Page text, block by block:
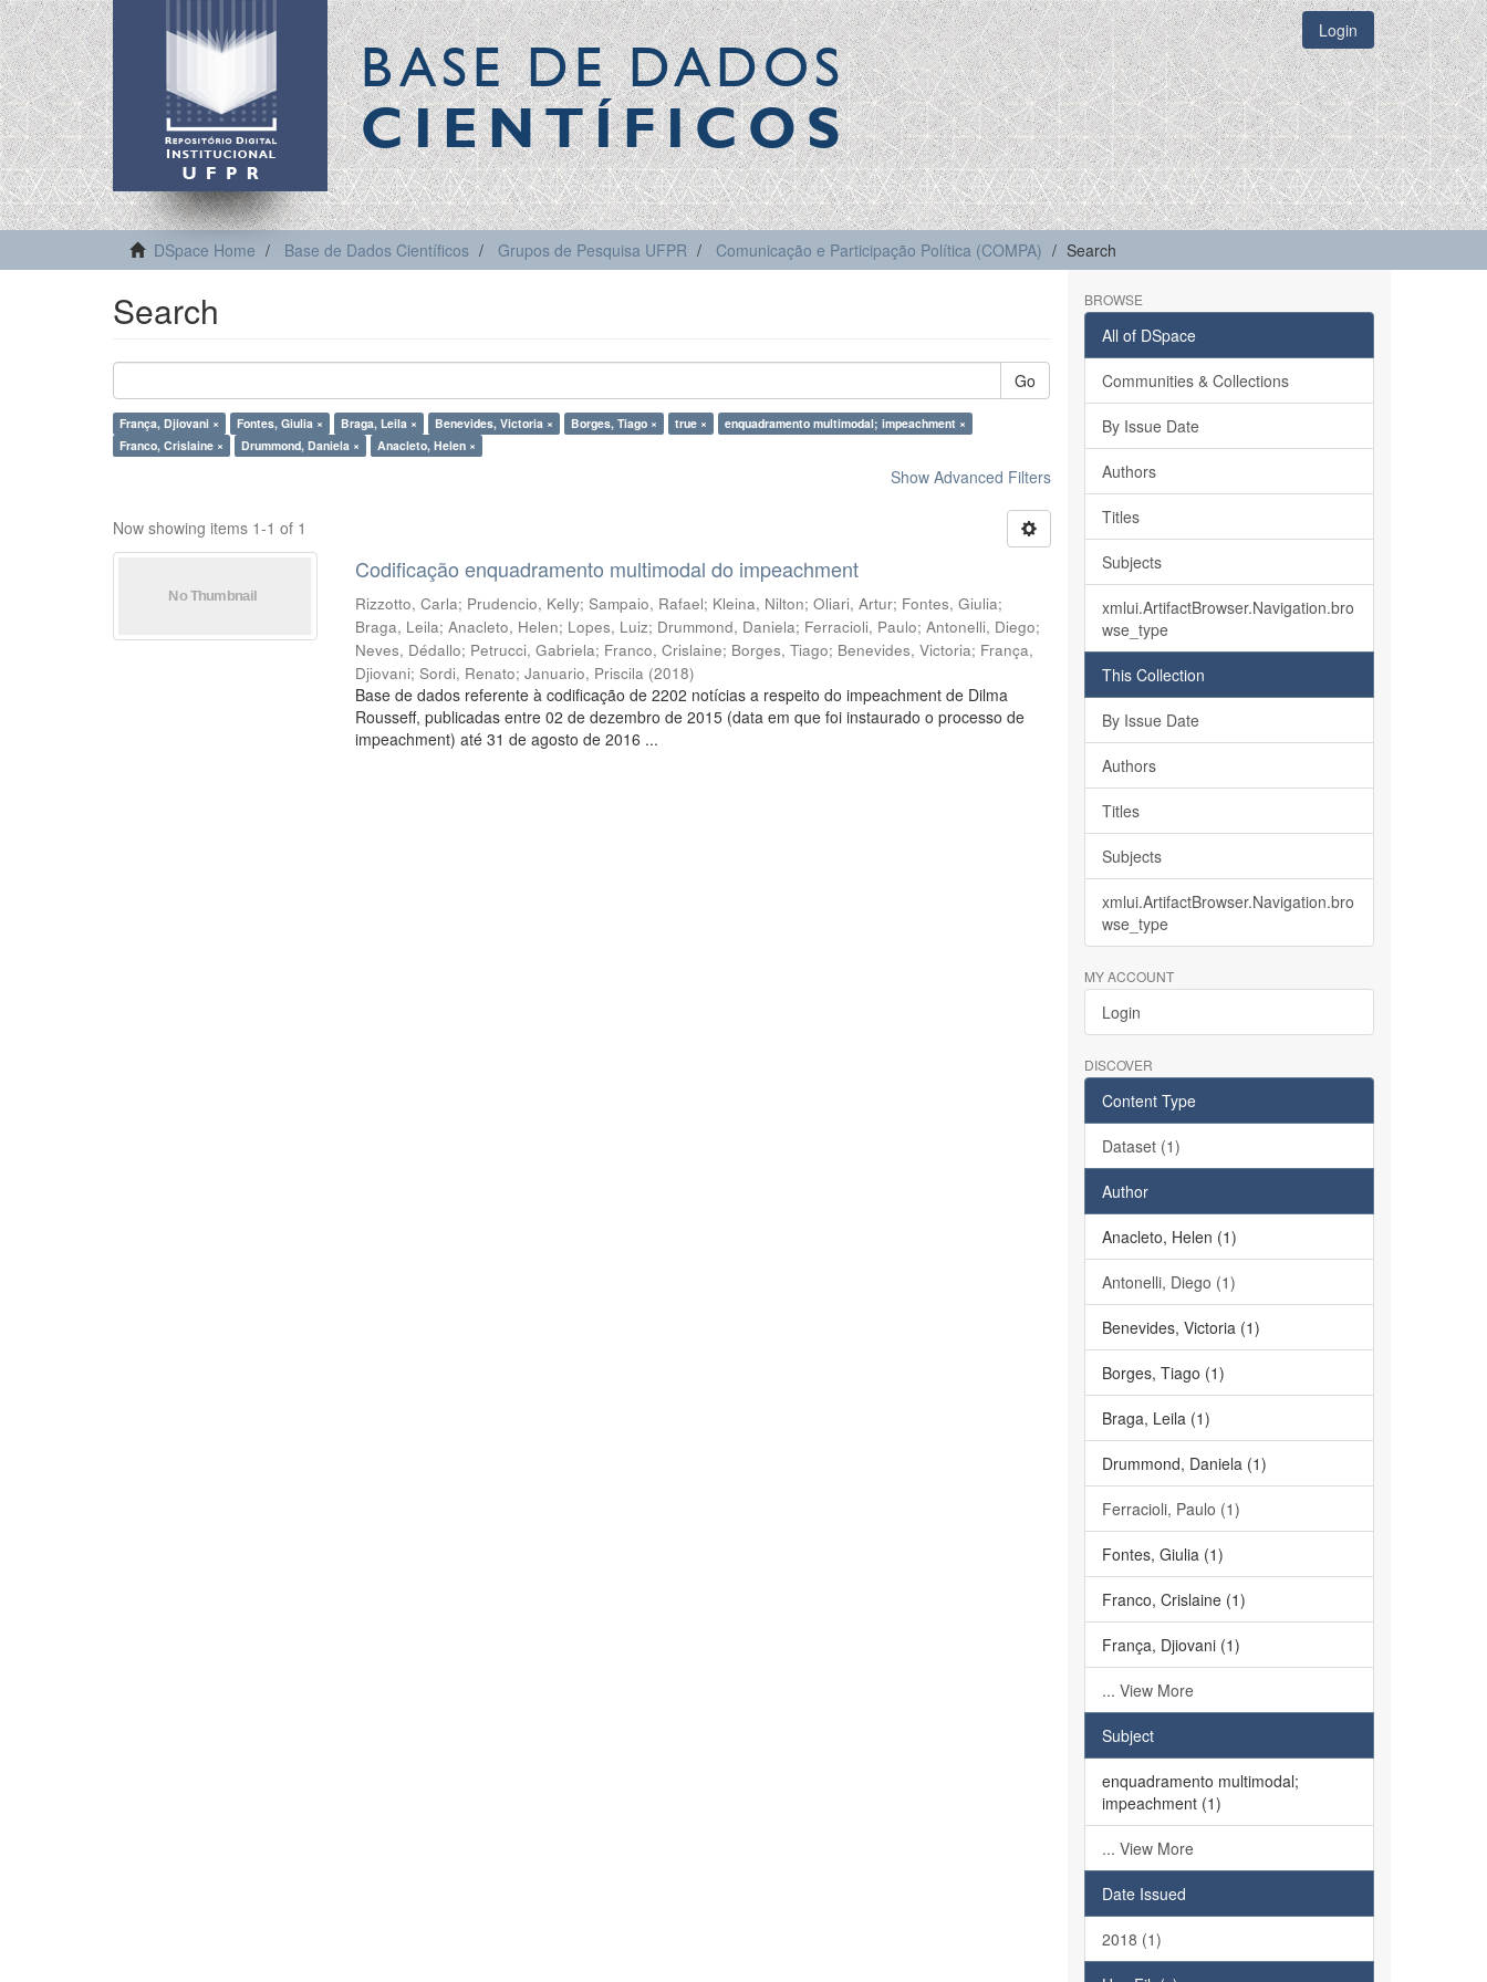
BASE DE DADOS
CIENTÍFICOS
Login
DSpace Home Base de Dados Científicos Grupos de Pesquisa UFPR Comunicação e Participação Política (COMPA) Search
Search
Go
França, Djiovani × Fontes, Giulia × Braga, Leila × Benevides, Victoria × Borges, Tiago × true ×
enquadramento multimodal; impeachment ×
Franco, Crislaine ×
Drummond, Daniela × Anacleto, Helen ×
Show Advanced Filters
Now showing items 1-1 of 1
Codificação enquadramento multimodal do impeachment
Rizzotto, Carla; Prudencio, Kelly;Sampaio, Rafael; Kleina, Nilton;Oliari, Artur; Fontes, Giulia;
Braga, Leila;Anacleto, Helen; Lopes, Luiz; Drummond, Daniela; Ferracioli, Paulo;Antonelli, Diego;
Neves, Dédallo; Petrucci, Gabriela; Franco, Crislaine; Borges, Tiago; Benevides, Victoria; França,
Djiovani;Sordi, Renato;Januario, Priscila (2018)
Base de dados referente à codificação de 2202 notícias a respeito do impeachment de Dilma
Rousseff, publicadas entre 02 de dezembro de 2015 (data em que foi instaurado o processo de
impeachment) até 31 de agosto de 2016 ...
BROWSE
All of DSpace
Communities & Collections
By Issue Date
Authors
Titles
Subjects
xmlui.ArtifactBrowser.Navigation.bro
wse_type
This Collection
By Issue Date
Authors
Titles
Subjects
xmlui.ArtifactBrowser.Navigation.bro
wse_type
MY ACCOUNT
Login
DISCOVER
Content Type
Dataset (1)
Author
Anacleto, Helen (1)
Antonelli, Diego (1)
Benevides, Victoria (1)
Borges, Tiago (1)
Braga, Leila (1)
Drummond, Daniela (1)
Ferracioli, Paulo (1)
Fontes, Giulia (1)
Franco, Crislaine (1)
França, Djiovani (1)
... View More
Subject
enquadramento multimodal;
impeachment (1)
... View More
Date Issued
2018 (1)